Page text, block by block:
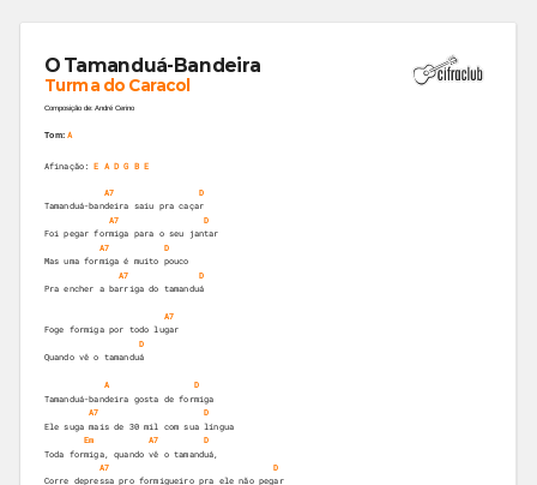
O Tamanduá-Bandeira
Turma do Caracol
Composição de: André Cerino
Tom:A
Afinação:E A D G B E
A7
D
Tamanduá-bandeira saiu pra caçar
A7
D
Foi pegar formiga para o seu jantar
A7
D
Mas uma formiga é muito pouco
A7
D
Pra encher a barriga do tamanduá
A7
Foge formiga por todo lugar
D
Quando vê o tamanduá
A
D
Tamanduá-bandeira gosta de formiga
A7
D
Ele suga mais de 30 mil com sua língua
Em
A7
D
Toda formiga, quando vê o tamanduá,
A7
D
Corre depressa pro formigueiro pra ele não pegar